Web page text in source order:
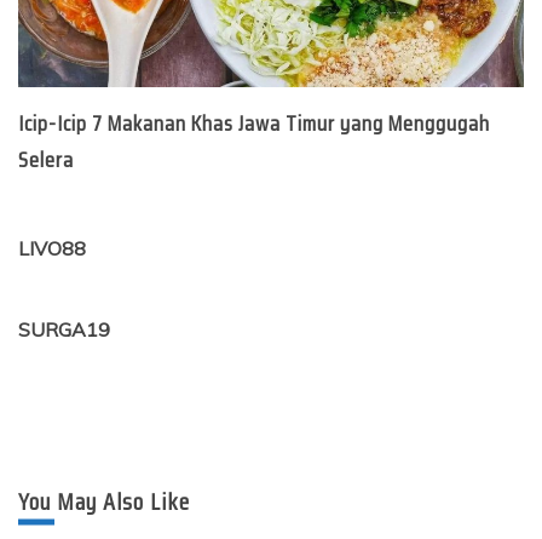
Icip-Icip 7 Makanan Khas Jawa Timur yang Menggugah
Selera
LIVO88
SURGA19
You May Also Like